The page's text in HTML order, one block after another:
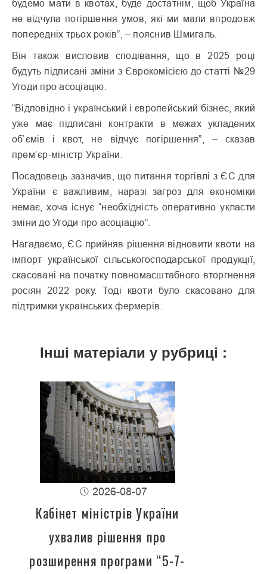
будемо мати в квотах, буде достатнім, щоб Україна
не відчула погіршення умов, які ми мали впродовж
попередніх трьох років”, – пояснив Шмигаль.
Він також висловив сподівання, що в 2025 році
будуть підписані зміни з Єврокомісією до статті №29
Угоди про асоціацію.
“Відповідно і український і європейський бізнес, який
уже має підписані контракти в межах укладених
обʼємів і квот, не відчує погіршення”, – сказав
прем’єр-міністр України.
Посадовець зазначив, що питання торгівлі з ЄС для
України є важливим, наразі загроз для економіки
немає, хоча існує “необхідність оперативно укласти
зміни до Угоди про асоціацію”.
Нагадаємо, ЄС прийняв рішення відновити квоти на
імпорт української сільськогосподарської продукції,
скасовані на початку повномасштабного вторгнення
росіян 2022 року. Тоді квоти було скасовано для
підтримки українських фермерів.
Інші матеріали у рубриці :
2026-08-07
Кабінет міністрів України
ухвалив рішення про
розширення програми “5-7-